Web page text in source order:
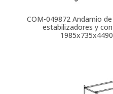
COM-049872 Andamio
estabilizadores y